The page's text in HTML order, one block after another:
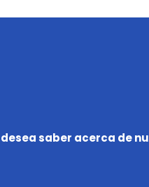
desea saber acerca de